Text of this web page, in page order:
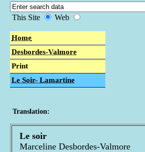
This Site Web
Home
Desbordes-Valmore
Print
Le Soir- Lamartine
Translation:
Le soir
Marceline Desbordes-Valmore